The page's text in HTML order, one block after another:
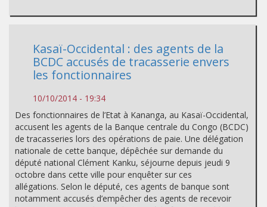
Kasaï-Occidental : des agents de la
BCDC accusés de tracasserie envers
les fonctionnaires
10/10/2014 - 19:34
Des fonctionnaires de l’Etat à Kananga, au Kasaï-Occidental,
accusent les agents de la Banque centrale du Congo (BCDC)
de tracasseries lors des opérations de paie. Une délégation
nationale de cette banque, dépêchée sur demande du
député national Clément Kanku, séjourne depuis jeudi 9
octobre dans cette ville pour enquêter sur ces
allégations. Selon le député, ces agents de banque sont
notamment accusés d’empêcher des agents de recevoir